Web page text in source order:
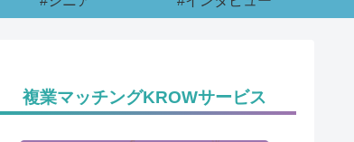
複業マッチングKROWサービス